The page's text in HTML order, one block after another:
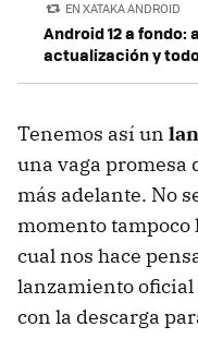
EN XATAKA ANDROID
Android 12 a
actualización y
Tenemos así un
una vaga promesa
más adelante. No
momento tampoco
cual nos hace
lanzamiento
con la descarga